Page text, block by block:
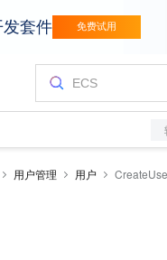
用户管理 用户